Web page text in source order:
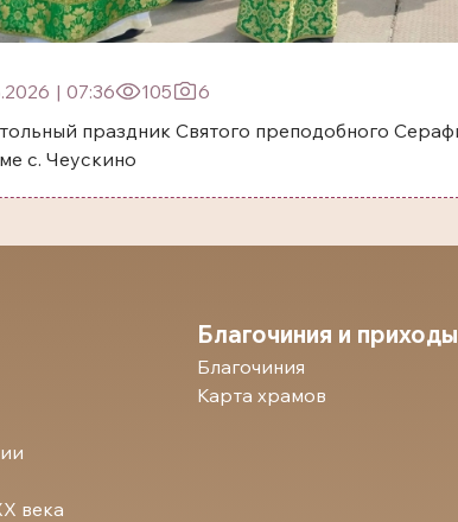
| 07:36 105
6
праздник Святого преподобного Серафима Саровского
с. Чеускино
века
Благочиния и приходы
Благочиния
Карта храмов